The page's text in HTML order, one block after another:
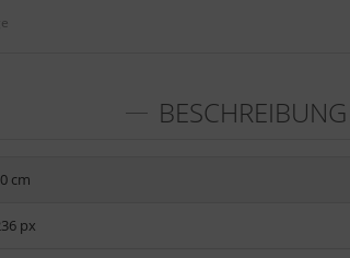
BESCHREIBUNG
cm
px